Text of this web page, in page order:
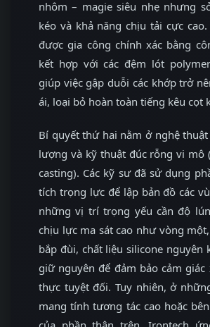
nhôm – magie siêu nhẹ nhưng
kéo và khả năng chịu tải cực
được gia công chính xác bằng
kết hợp với các đệm lót
giúp việc gập duỗi các khớp trở
ái, loại bỏ hoàn toàn tiếng kêu cọt
Bí quyết thứ hai nằm ở nghệ
lượng và kỹ thuật đúc rỗng vi mô
casting). Các kỹ sư đã sử dụng
tích trọng lực để lập bản đồ các
những vị trí trọng yếu cần độ
chịu lực ma sát cao như vòng
bắp đùi, chất liệu silicone nguyên
giữ nguyên để đảm bảo cảm giác
thực tuyệt đối. Tuy nhiên, ở
mang tính tương tác cao hoặc